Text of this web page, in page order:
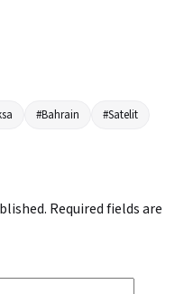
#Bahrain #Satelit
Required fields are